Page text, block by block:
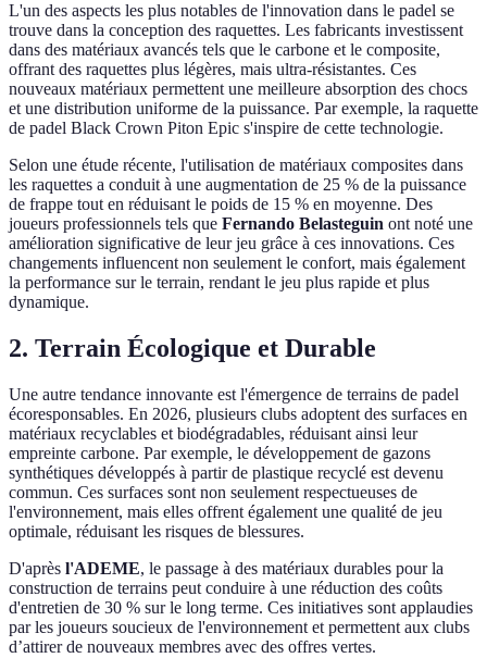
L'un des aspects les plus notables de l'innovation dans le padel se
trouve dans la conception des raquettes. Les fabricants investissent
dans des matériaux avancés tels que le carbone et le composite,
offrant des raquettes plus légères, mais ultra-résistantes. Ces
nouveaux matériaux permettent une meilleure absorption des chocs
et une distribution uniforme de la puissance. Par exemple, la raquette
de padel Black Crown Piton Epic s'inspire de cette technologie.
Selon une étude récente, l'utilisation de matériaux composites dans
les raquettes a conduit à une augmentation de 25 % de la puissance
de frappe tout en réduisant le poids de 15 % en moyenne. Des
joueurs professionnels tels que Fernando Belasteguin ont noté une
amélioration significative de leur jeu grâce à ces innovations. Ces
changements influencent non seulement le confort, mais également
la performance sur le terrain, rendant le jeu plus rapide et plus
dynamique.
2. Terrain Écologique et Durable
Une autre tendance innovante est l'émergence de terrains de padel
écoresponsables. En 2026, plusieurs clubs adoptent des surfaces en
matériaux recyclables et biodégradables, réduisant ainsi leur
empreinte carbone. Par exemple, le développement de gazons
synthétiques développés à partir de plastique recyclé est devenu
commun. Ces surfaces sont non seulement respectueuses de
l'environnement, mais elles offrent également une qualité de jeu
optimale, réduisant les risques de blessures.
D'après l'ADEME, le passage à des matériaux durables pour la
construction de terrains peut conduire à une réduction des coûts
d'entretien de 30 % sur le long terme. Ces initiatives sont applaudies
par les joueurs soucieux de l'environnement et permettent aux clubs
d’attirer de nouveaux membres avec des offres vertes.